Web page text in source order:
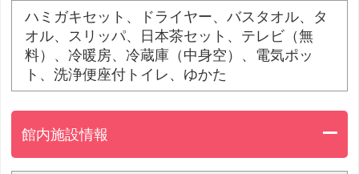
ハミガキセット、ドライヤー、バスタオル、タ
オル、スリッパ、日本茶セット、テレビ（無
料）、冷暖房、冷蔵庫（中身空）、電気ポッ
ト、洗浄便座付トイレ、ゆかた
館内施設情報